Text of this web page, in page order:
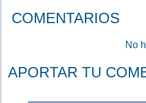
COMENTARIOS
No
APORTAR TU